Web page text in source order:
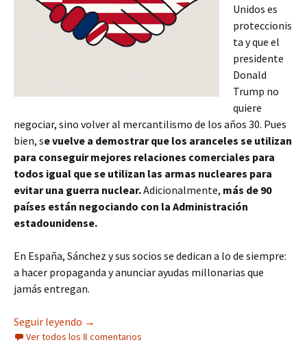
Unidos es
proteccionis
ta y que el
presidente
Donald
Trump no
quiere
negociar, sino volver al mercantilismo de los años 30. Pues
bien, se vuelve a demostrar que los aranceles se utilizan
para conseguir mejores relaciones comerciales para
todos igual que se utilizan las armas nucleares para
evitar una guerra nuclear.Adicionalmente, más de 90
países están negociando con la Administración
estadounidense.
En España, Sánchez y sus socios se dedican a lo de siempre:
a hacer propaganda y anunciar ayudas millonarias que
jamás entregan.
Seguir leyendo El acuerdo entre EE UU y Reino Unido, ejemplo
→
Ver todos los 8 comentarios